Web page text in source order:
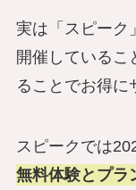
実は「スピーク
開催しているこ
ることでお得に
スピークでは
無料体験とプラ